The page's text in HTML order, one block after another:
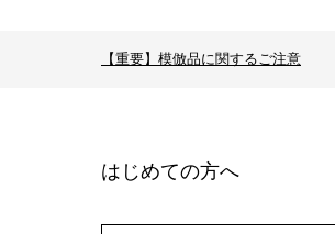
【重要】模倣品に関するご注意
はじめての方へ